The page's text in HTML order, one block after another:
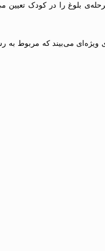
بلوغ را در کودک تعیین
می‌بیند که مربوط